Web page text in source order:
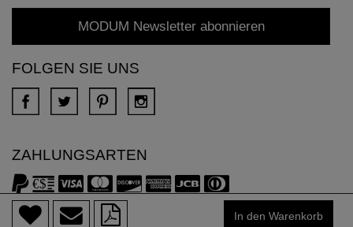
In den Warenkorb
MODUM Newsletter abonnieren
FOLGEN SIE UNS
ZAHLUNGSARTEN
Copyright © 2018 DONA Alle Rechte vorbehalten.